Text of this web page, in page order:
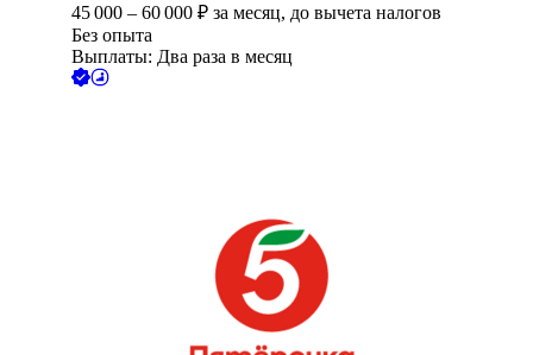
45 000 – 60 000 ₽ за месяц, до вычета налогов
Без опыта
Выплаты: Два раза в месяц